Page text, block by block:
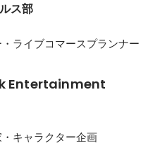
ス部
ライブコマースプランナー
Entertainment
キャラクター企画